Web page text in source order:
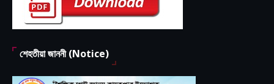
শেহতীয়া জাননী (Notice)